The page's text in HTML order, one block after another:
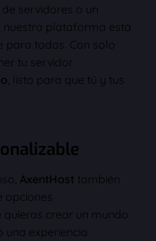
servidores o un
plataforma está
para todos. Con solo
tu servidor
, listo para que tú y tus
AxentHost también
opciones
quieras crear un mundo
una experiencia